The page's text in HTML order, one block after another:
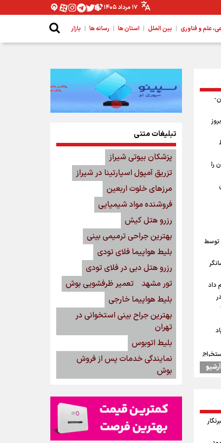
۱۷ مرداد ۱۴۰۵
علم و فناوری | بین الملل | استان ها | رسانه ها | بازار
را
توسط
داد
از توان قیمت‌گذاری سبقت می‌گیرد/ رشد ۳۰۰
آرشیو
خبرنگار
تبلیغات متنی
پزشکان بیوتی شیراز
تزریق آمپول اسپارتینا در شیراز
مرزهای خلوت اربعین
فروشنده مواد شیمیایی
رزرو هتل کیش
بهترین جراحی ترمیمی بینی
بلیط هواپیما فلای تودی
رزرو هتل دبی در فلای تودی
تور مشهد
تعمیر ظرفشویی بوش
بلیط هواپیما خارجی
بهترین جراح بینی استخوانی در
تهران
بلیط اتوبوس
نمایندگی خدمات پس از فروش
بوش